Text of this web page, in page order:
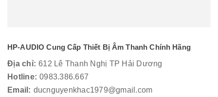
HP-AUDIO Cung Cấp Thiết Bị Âm Thanh Chính Hãng
Địa chỉ: 612 Lê Thanh Nghị TP Hải Dương
Hotline: 0983.386.667
Email: ducnguyenkhac1979@gmail.com